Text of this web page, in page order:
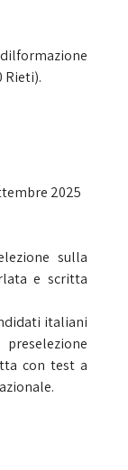
Rieti).
2025
sulla
e scritta
italiani
con test a